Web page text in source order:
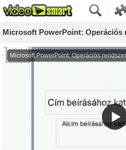
Microsoft PowerPoint: Operációs